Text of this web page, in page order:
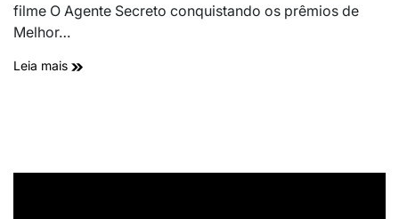
filme O Agente Secreto conquistando os prêmios de
Melhor…
Leia mais